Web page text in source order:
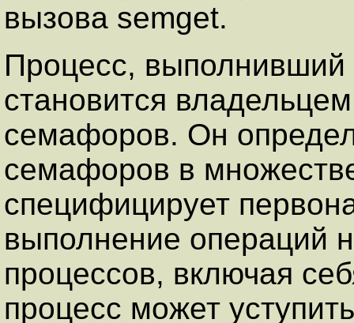
вызова semget.
Процесс,
становится
семафоров. Он
семафоров в
специфицирует
выполнение операций
процессов, включая
процесс может